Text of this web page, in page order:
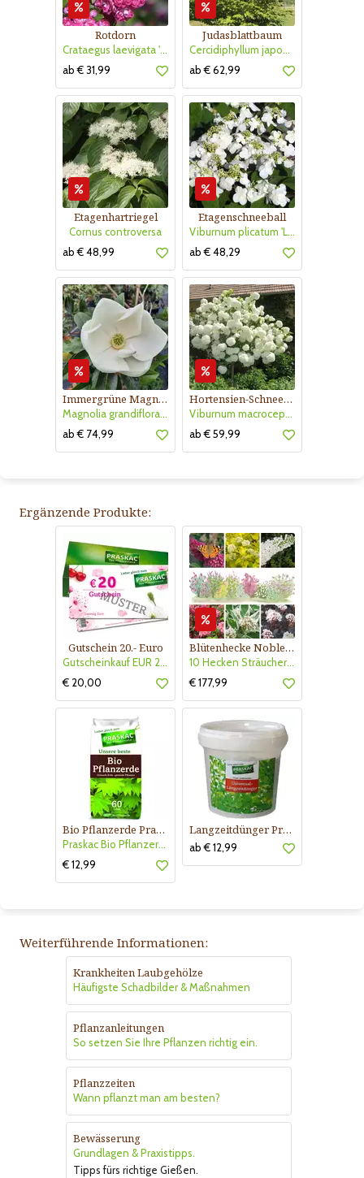
Rotdorn
Crataegus laevigata 'Pauls Scarlet'
ab € 31,99
Judasblattbaum
Cercidiphyllum japonicum
ab € 62,99
Etagenhartriegel
Cornus controversa
ab € 48,99
Etagenschneeball
Viburnum plicatum 'Lanarth'
ab € 48,29
Immergrüne Magnolie
Magnolia grandiflora 'Little Gem'
ab € 74,99
Hortensien-Schneeball
Viburnum macrocephalum 'Happy Fortuna'
ab € 59,99
Ergänzende Produkte:
Gutschein 20.- Euro
Gutscheinkauf EUR 20.-
€ 20,00
Blütenhecke Nobless-Kollektion Nr. 402
10 Hecken Sträucher - für 10 lfm Blütenhecke - Blühend März - Oktober
€ 177,99
Bio Pflanzerde Praskac
Praskac Bio Pflanzerde
€ 12,99
Langzeitdünger Praskac
ab € 12,99
Weiterführende Informationen:
Krankheiten Laubgehölze
Häufigste Schadbilder & Maßnahmen
Pflanzanleitungen
So setzen Sie Ihre Pflanzen richtig ein.
Pflanzzeiten
Wann pflanzt man am besten?
Bewässerung
Grundlagen & Praxistipps.
Tipps fürs richtige Gießen.